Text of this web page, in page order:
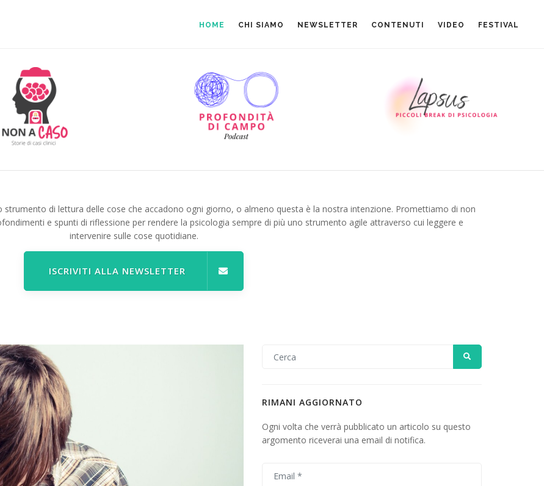
HOME CHI SIAMO NEWSLETTER CONTENUTI VIDEO FESTIVAL
di lettura delle cose che accadono ogni giorno, o almeno questa è la nostra intenzione. Promettiamo di non
e spunti di riflessione per rendere la psicologia sempre di più uno strumento agile attraverso cui leggere e
intervenire sulle cose quotidiane.
ISCRIVITI ALLA NEWSLETTER
RIMANI AGGIORNATO
Ogni volta che verrà pubblicato un articolo su questo
argomento riceverai una email di notifica.